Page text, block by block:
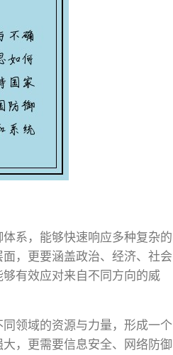
系，能够快速响应多种复杂的
，更要涵盖政治、经济、社会
有效应对来自不同方向的威
领域的资源与力量，形成一个
，更需要信息安全、网络防御